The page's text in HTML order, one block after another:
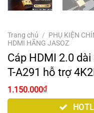
Trang chủ / PHỤ KIỆN
HDMI HÃNG JASOZ
Cáp HDMI 2.0
T-A291 hỗ trợ
1.150.000₫